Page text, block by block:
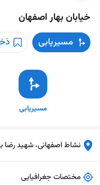
خیابان بهار اصفهان
مسیریابی
مسیریابی
نشاط اصفهانی، شهید رضا
مختصات جغرافیایی